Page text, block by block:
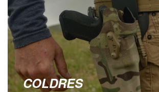
COLDRES